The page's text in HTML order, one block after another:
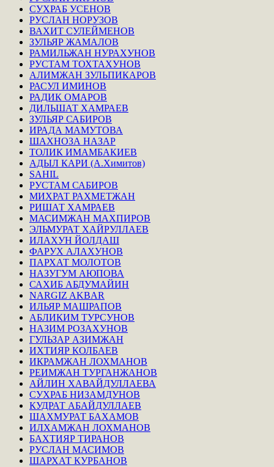
СУХРАБ УСЕНОВ
РУСЛАН НОРУЗОВ
ВАХИТ СУЛЕЙМЕНОВ
ЗУЛЬЯР ЖАМАЛОВ
РАМИЛЬЖАН НУРАХУНОВ
РУСТАМ ТОХТАХУНОВ
АЛИМЖАН ЗУЛЬПИКАРОВ
РАСУЛ ИМИНОВ
РАДИК ОМАРОВ
ДИЛЬШАТ ХАМРАЕВ
ЗУЛЬЯР САБИРОВ
ИРАДА МАМУТОВА
ШАХНОЗА НАЗАР
ТОЛИК ИМАМБАКИЕВ
АДЫЛ КАРИ (А.Химитов)
SAHIL
РУСТАМ САБИРОВ
МИХРАТ РАХМЕТЖАН
РИШАТ ХАМРАЕВ
МАСИМЖАН МАХПИРОВ
ЭЛЬМУРАТ ХАЙРУЛЛАЕВ
ИЛАХУН ЙОЛДАШ
ФАРУХ АЛАХУНОВ
ПАРХАТ МОЛОТОВ
НАЗУГУМ АЮПОВА
САХИБ АБДУМАЙИН
NARGIZ AKBAR
ИЛЬЯР МАШРАПОВ
АБЛИКИМ ТУРСУНОВ
НАЗИМ РОЗАХУНОВ
ГУЛЬЗАР АЗИМЖАН
ИХТИЯР КОЛБАЕВ
ИКРАМЖАН ЛОХМАНОВ
РЕИМЖАН ТУРГАНЖАНОВ
АЙЛИН ХАВАЙДУЛЛАЕВА
СУХРАБ НИЗАМДУНОВ
КУДРАТ АБАЙДУЛЛАЕВ
ШАХМУРАТ БАХАМОВ
ИЛХАМЖАН ЛОХМАНОВ
БАХТИЯР ТИРАНОВ
РУСЛАН МАСИМОВ
ШАРХАТ КУРБАНОВ